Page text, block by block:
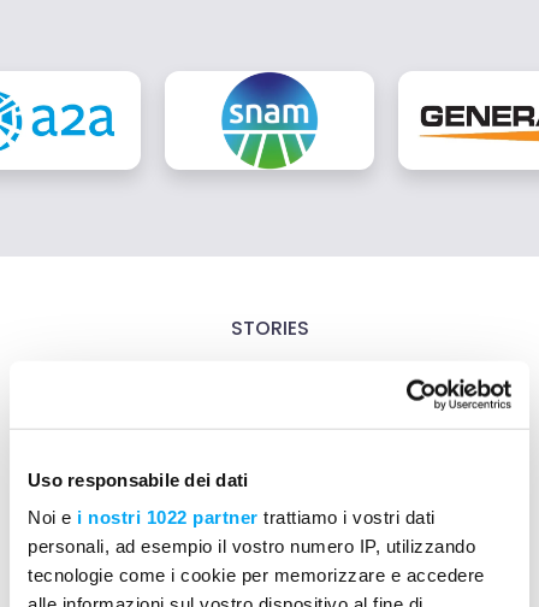
Uso responsabile dei dati
Noi e i nostri 1022 partner trattiamo i vostri dati
personali, ad esempio il vostro numero IP, utilizzando
tecnologie come i cookie per memorizzare e accedere
STORIES
What do our customers